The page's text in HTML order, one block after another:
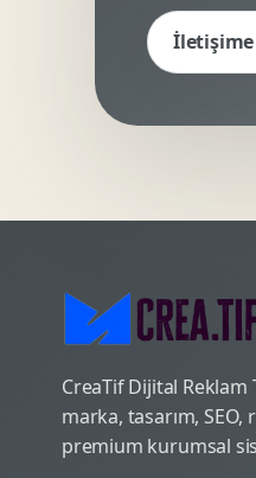
İletişime
CreaTif Dijital Reklam
marka, tasarım,
premium kurumsal